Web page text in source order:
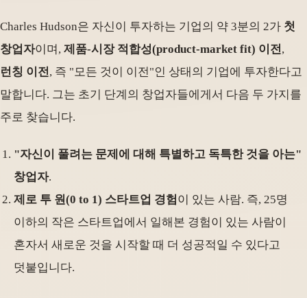
Charles Hudson은 자신이 투자하는 기업의 약 3분의 2가 첫
창업자이며, 제품-시장 적합성(product-market fit) 이전,
런칭 이전, 즉 "모든 것이 이전"인 상태의 기업에 투자한다고
말합니다. 그는 초기 단계의 창업자들에게서 다음 두 가지를
주로 찾습니다.
"자신이 풀려는 문제에 대해 특별하고 독특한 것을 아는"
창업자.
제로 투 원(0 to 1) 스타트업 경험이 있는 사람. 즉, 25명
이하의 작은 스타트업에서 일해본 경험이 있는 사람이
혼자서 새로운 것을 시작할 때 더 성공적일 수 있다고
덧붙입니다.